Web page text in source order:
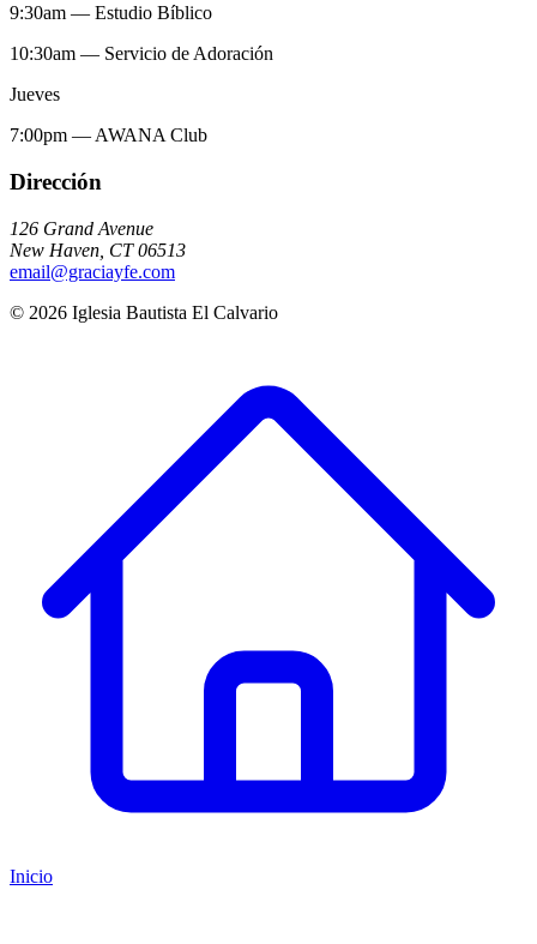
9:30am — Estudio Bíblico
10:30am — Servicio de Adoración
Jueves
7:00pm — AWANA Club
Dirección
126 Grand Avenue
New Haven CT 06513
email@graciayfe.com
© 2026 Iglesia Bautista El Calvario
Inicio